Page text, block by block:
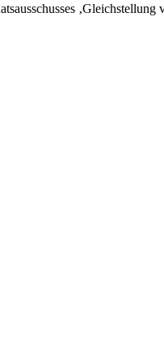
‚Gleichstellung